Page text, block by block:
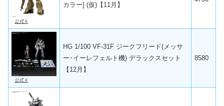
公式Ｘ
カラー] (仮)【11月】
公式Ｘ
HG 1/100 VF-31F ジークフリード(メッサ
ー･イーレフェルト機) デラックスセット
【12月】
8580